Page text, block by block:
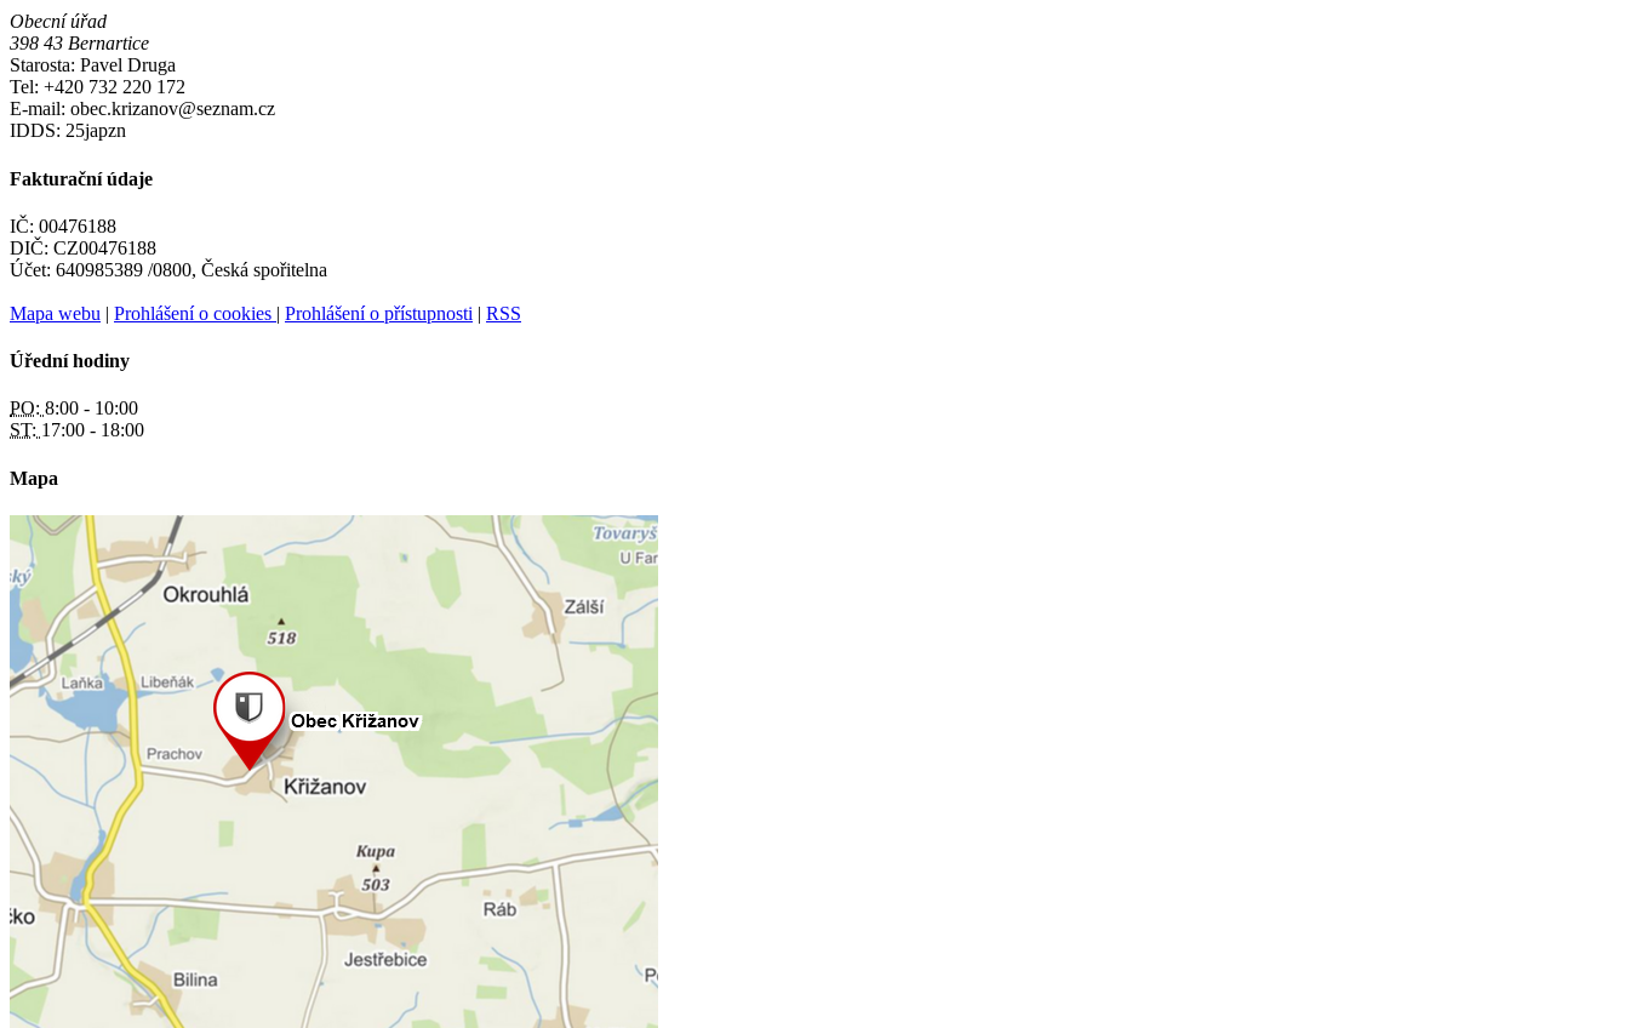
Obecní úřad
398 43 Bernartice
Starosta: Pavel Druga
Tel: +420 732 220 172
E-mail: obec.krizanov@seznam.cz
IDDS: 25japzn
Fakturační údaje
IČ: 00476188
DIČ: CZ00476188
Účet: 640985389 /0800, Česká spořitelna
Mapa webu | Prohlášení o cookies | Prohlášení o přístupnosti | RSS
Úřední hodiny
PO: 8:00 - 10:00
ST: 17:00 - 18:00
Mapa